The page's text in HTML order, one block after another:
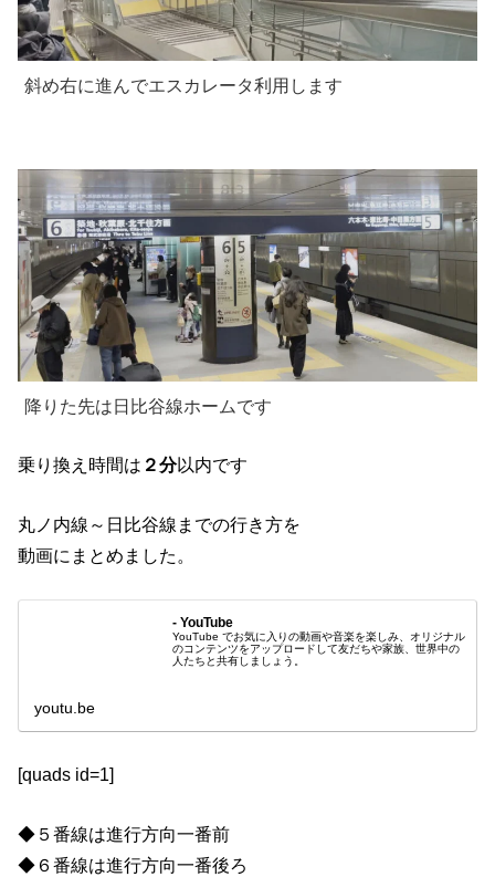
斜め右に進んでエスカレータ利用します
降りた先は日比谷線ホームです
乗り換え時間は ２分以内です
丸ノ内線～日比谷線までの行き方を
動画にまとめました。
- YouTube
YouTube でお気に入りの動画や音楽を楽しみ、オリジナル
のコンテンツをアップロードして友だちや家族、世界中の
人たちと共有しましょう。
youtu.be
[quads id=1]
◆５番線は進行方向一番前
◆６番線は進行方向一番後ろ